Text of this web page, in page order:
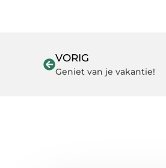
VORIG
Geniet van je vakantie!